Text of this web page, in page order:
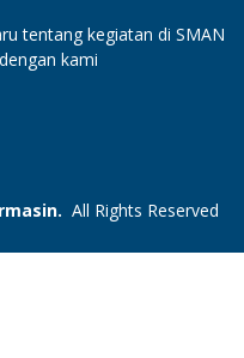
tentang kegiatan di SMAN
kami
All Rights Reserved